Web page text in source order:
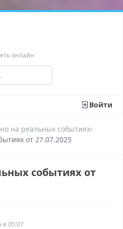
онлайн
Войти
на реальных событиях›
от 27.07.2025
событиях от
в 05:07